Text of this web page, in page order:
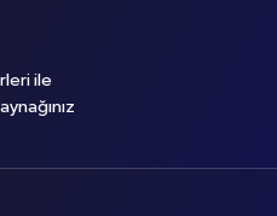
ile